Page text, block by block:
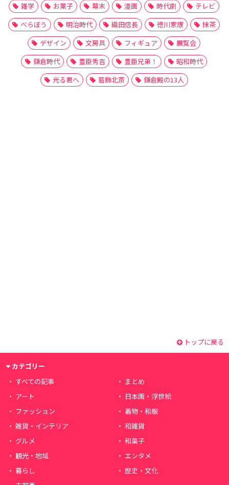
雑学
お菓子 幕末 漫画 時代劇
テレビ
べらぼう
明治時代 織田信長 徳川家康
抹茶
デザイン
文房具 フィギュア
展覧会
鎌倉時代
豊臣秀吉 豊臣兄弟！
昭和時代
光る君へ
葛飾北斎 鎌倉殿の13人
トップに戻る
カテゴリー
すべての記事
まとめ
アート
日本画・浮世絵
ファッション
着物・和服
雑貨・インテリア
和雑貨
グルメ
和菓子
観光・地域
エンタメ
暮らし
歴史・文化